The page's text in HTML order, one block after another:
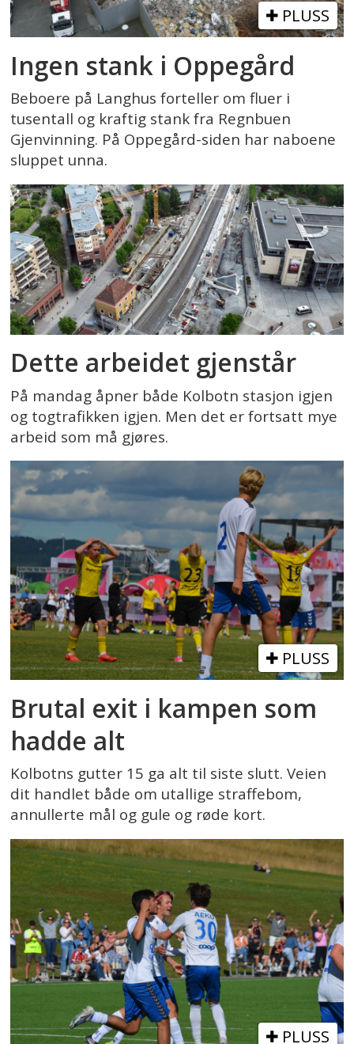
PLUSS
Ingen stank i Oppegård
Beboere på Langhus forteller om fluer i
tusentall og kraftig stank fra Regnbuen
Gjenvinning. På Oppegård-siden har naboene
sluppet unna.
Dette arbeidet gjenstår
På mandag åpner både Kolbotn stasjon igjen
og togtrafikken igjen. Men det er fortsatt mye
arbeid som må gjøres.
PLUSS
Brutal exit i kampen som
hadde alt
Kolbotns gutter 15 ga alt til siste slutt. Veien
dit handlet både om utallige straffebom,
annullerte mål og gule og røde kort.
PLUSS